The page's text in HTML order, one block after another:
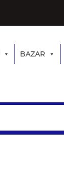
BAZAR